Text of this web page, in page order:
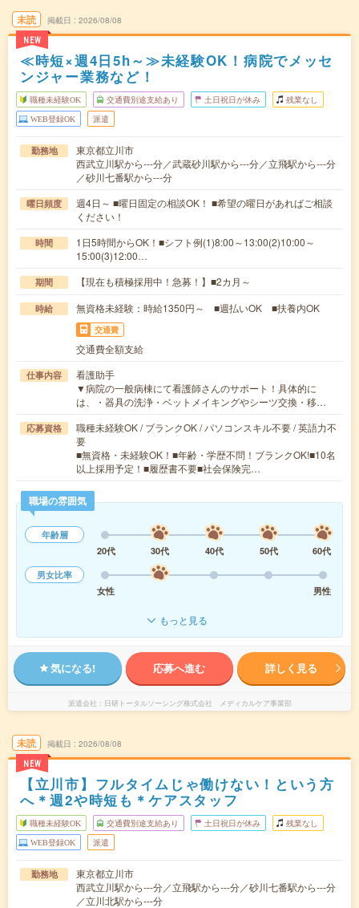
未読
NEW
掲載日 2026/08/08
≪時短×週4日5h～≫未経験OK！病院でメッセ
ンジャー業務など！
職種未経験OK 交通費別途支給あり 土日祝日が休み 残業なし
WEB登録OK 派遣
勤務地
東京都立川市
西武立川駅から---分／武蔵砂川駅から---分／立飛駅から---分
／砂川七番駅から---分
曜日頻度
週4日～ ■曜日固定の相談OK！ ■希望の曜日があればご相談
ください！
時間
1日5時間からOK！■シフト例(1)8:00～13:00(2)10:00～
15:00(3)12:00…
期間 【現在も積極採用中！急募！】■2カ月～
時給 無資格未経験：時給1350円～ ■週払いOK ■扶養内OK
交通費
交通費全額支給
仕事内容
看護助手
▼病院の一般病棟にて看護師さんのサポート！具体的に
は、・器具の洗浄・ベットメイキングやシーツ交換・移…
応募資格
職種未経験OK / ブランクOK / パソコンスキル不要 / 英語力不
要
■無資格・未経験OK！■年齢・学歴不問！ブランクOK!■10名
以上採用予定！■履歴書不要■社会保険完…
職場の雰囲気
年齢層
20代
30代 40代 50代
60代
男女比率
女性
男性
もっと見る
気になる! 応募へ進む 詳しく見る
派遣会社 日研トータルソーシング株式会社 メディカルケア事業部
未読
NEW
掲載日 2026/08/08
【立川市】フルタイムじゃ働けない！という方
へ＊週2や時短も＊ケアスタッフ
職種未経験OK 交通費別途支給あり 土日祝日が休み 残業なし
WEB登録OK 派遣
勤務地
東京都立川市
西武立川駅から---分／立飛駅から---分／砂川七番駅から---分
／立川北駅から---分